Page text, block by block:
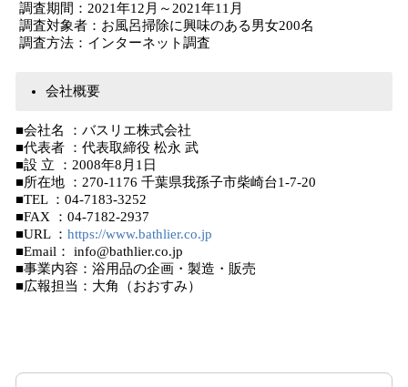
調査期間：2021年12月～2021年11月
調査対象者：お風呂掃除に興味のある男女200名
調査方法：インターネット調査
会社概要
■会社名 ：バスリエ株式会社
■代表者 ：代表取締役 松永 武
■設 立 ：2008年8月1日
■所在地 ：270-1176 千葉県我孫子市柴崎台1-7-20
■TEL ：04-7183-3252
■FAX ：04-7182-2937
■URL ： https://www.bathlier.co.jp
■Email： info@bathlier.co.jp
■事業内容：浴用品の企画・製造・販売
■広報担当：大角（おおすみ）